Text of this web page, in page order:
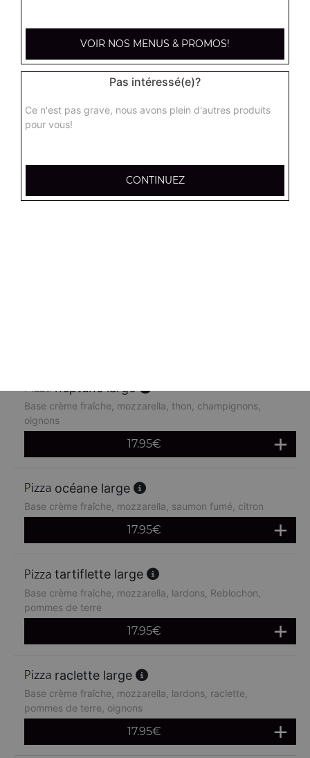
17.95€
Base sauce tomate, boeuf, jambon, poulet, merguez
supreme sucuk large
Base sauce tomate, oignons, poivrons, champignons,
neptune large
Base crème fraîche, mozzarella, thon, champignons,
oignons
17.95€
océane large
Base crème fraîche, mozzarella, saumon fumé, citron
17.95€
tartiflette large
Base crème fraîche, mozzarella, lardons, Reblochon,
pommes de terre
17.95€
raclette large
Base crème fraîche, mozzarella, lardons, raclette,
pommes de terre, oignons
17.95€
VOIR NOS MENUS & PROMOS!
Pas intéressé(e)?
Ce n'est pas grave, nous avons plein d'autres produits
pour vous!
CONTINUEZ